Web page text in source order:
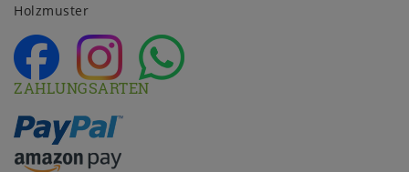
Holzmuster
ZAHLUNGSARTEN